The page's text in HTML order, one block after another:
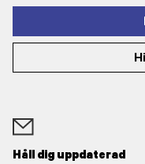
Håll dig uppdaterad